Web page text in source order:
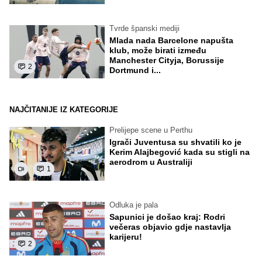
2
Tvrde španski mediji
Mlada nada Barcelone napušta
klub, može birati između
Manchester Cityja, Borussije
Dortmund i...
NAJČITANIJE IZ KATEGORIJE
1
Prelijepe scene u Perthu
Igrači Juventusa su shvatili ko je
Kerim Alajbegović kada su stigli na
aerodrom u Australiji
2
Odluka je pala
Sapunici je došao kraj: Rodri
večeras objavio gdje nastavlja
karijeru!